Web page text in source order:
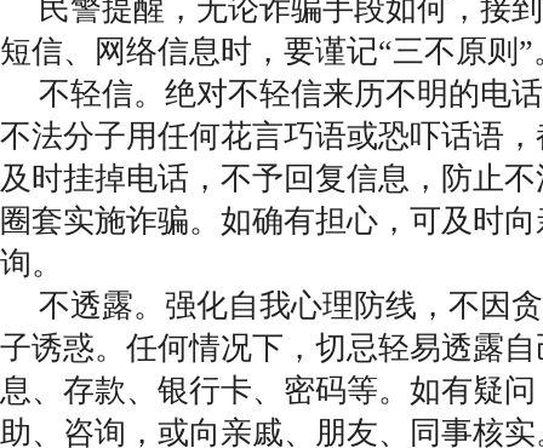
民警提醒，无论诈骗手段如何，接
短信、网络信息时，要谨记“三不原则”
不轻信。绝对不轻信来历不明的电
不法分子用任何花言巧语或恐吓话语
及时挂掉电话，不予回复信息，防止
圈套实施诈骗。如确有担心，可及时
询。
不透露。强化自我心理防线，不因
子诱惑。任何情况下，切忌轻易透露
息、存款、银行卡、密码等。如有疑
助、咨询，或向亲戚、朋友、同事核实